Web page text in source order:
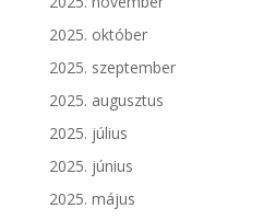
2025. október
2025. szeptember
2025. augusztus
2025. július
2025. június
2025. május